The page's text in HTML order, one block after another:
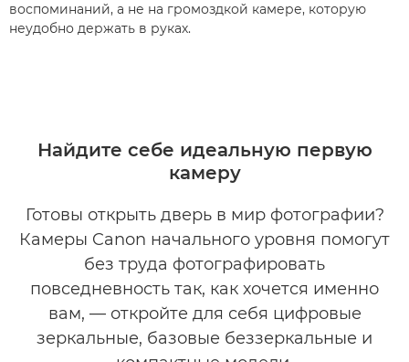
воспоминаний, а не на громоздкой камере, которую
неудобно держать в руках.
Найдите себе идеальную первую
камеру
Готовы открыть дверь в мир фотографии?
Камеры Canon начального уровня помогут
без труда фотографировать
повседневность так, как хочется именно
вам, — откройте для себя цифровые
зеркальные, базовые беззеркальные и